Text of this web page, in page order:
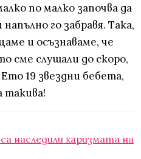
по малко започва да
го забравя. Така,
и осъзнаваме, че
сме слушали до скоро,
19 звездни бебета,
такива!
наследили харизмата на